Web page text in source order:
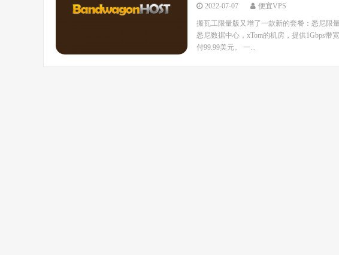
2022-07-07 便宜VPS
搬瓦工限量版又增了一款新的套餐：悉尼限
悉尼数据中心，xTom的机房，提供1Gbps带
付99.99美元。 一...